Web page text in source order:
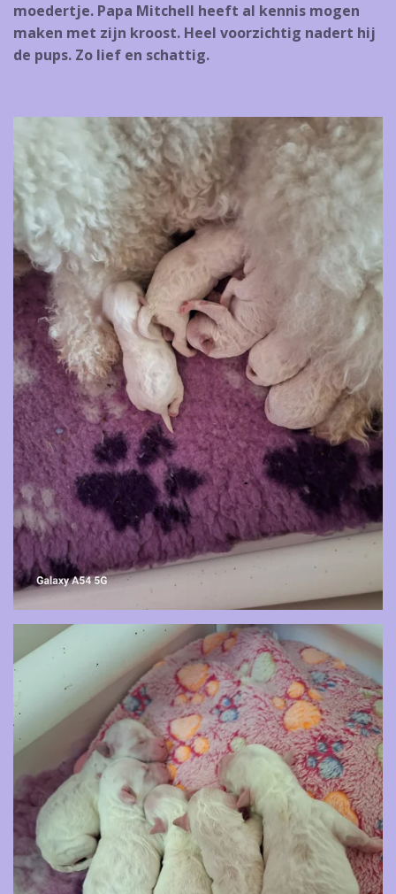
moedertje. Papa Mitchell heeft al kennis mogen
maken met zijn kroost. Heel voorzichtig nadert hij
de pups. Zo lief en schattig.